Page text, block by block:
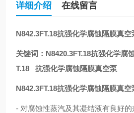
详细介绍 在线留言
N842.3FT.18抗强化学腐蚀隔膜真空
关键词： N8420.3FT.18抗强化学腐
T.18
抗强化学腐蚀隔膜真空泵
N842.3FT.18抗强化学腐蚀隔膜真空
- 对腐蚀性蒸汽及其凝结液有良好的